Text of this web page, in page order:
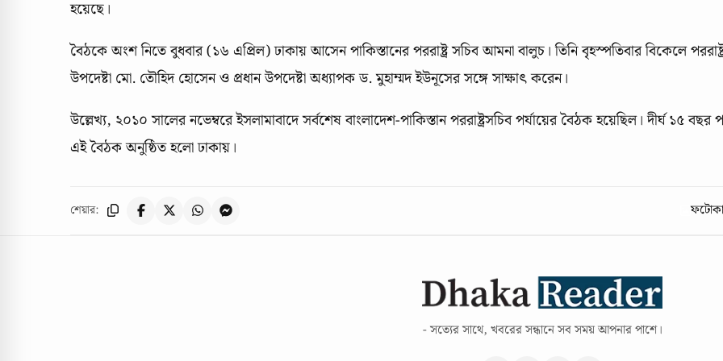
হয়েছে।
বৈঠকে অংশ নিতে বুধবার (১৬ এপ্রিল) ঢাকায় আসেন পাকিস্তানের পররাষ্ট্র সচিব আমনা বালুচ। তিনি বৃহস্পতিবার বিকেলে
উপদেষ্টা মো. তৌহিদ হোসেন ও প্রধান উপদেষ্টা অধ্যাপক ড. মুহাম্মদ ইউনূসের সঙ্গে সাক্ষাৎ করেন।
উল্লেখ্য, ২০১০ সালের নভেম্বরে ইসলামাবাদে সর্বশেষ বাংলাদেশ-পাকিস্তান পররাষ্ট্রসচিব পর্যায়ের বৈঠক হয়েছিল। দীর্ঘ ১৫ বছর
এই বৈঠক অনুষ্ঠিত হলো ঢাকায়।
শেয়ার:
- সত্যের সাথে, খবরের সন্ধানে সব সময় আপনার পাশে।